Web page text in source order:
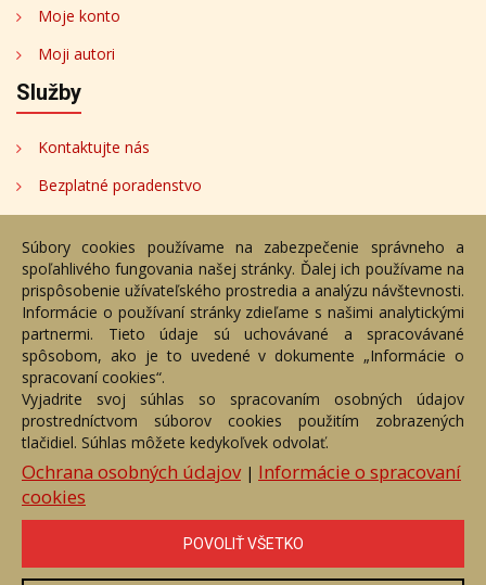
Moje konto
Moji autori
Služby
Kontaktujte nás
Bezplatné poradenstvo
Adresa
Nižný Hrušov 333, 094 22,
Slovenská republika
+421 905 356 921
+421 905 959 101
eantik@eantik.sk
Návod Cenník
Obchodné podmienky
Ochrana os. údajov
Kontakt
Bezplatné poradenstvo
eAntik.sk © 2007 - 2026
podmienené výslovným súhlasom jej vlastníka. Všetky práva sú
Súbory cookies používame na zabezpečenie správneho a
spoľahlivého fungovania našej stránky. Ďalej ich používame na
prispôsobenie užívateľského prostredia a analýzu návštevnosti.
Informácie o používaní stránky zdieľame s našimi analytickými
partnermi. Tieto údaje sú uchovávané a spracovávané
spôsobom, ako je to uvedené v dokumente „Informácie o
spracovaní cookies“.
Vyjadrite svoj súhlas so spracovaním osobných údajov
prostredníctvom súborov cookies použitím zobrazených
tlačidiel. Súhlas môžete kedykoľvek odvolať.
Ochrana osobných údajov| Informácie o spracovaní
cookies
POVOLIŤ VŠETKO